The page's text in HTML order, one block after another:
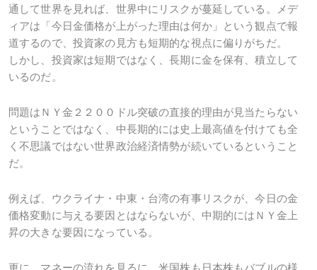
通して世界を見れば、世界中にリスクが蔓延している。メデ
ィアは「今日金価格が上がった理由は何か」という観点で報
道するので、投資家の見方も短期的な視点に偏りがちだ。
しかし、投資家は短期ではなく、長期に金を保有、積立して
いるのだ。
問題はＮＹ金２２００ドル突破の直接的理由が見当たらない
ということではなく、中長期的には史上最高値を付けても全
く不思議ではない世界政治経済情勢が続いているということ
だ。
例えば、ウクライナ・中東・台湾の有事リスクが、今日の金
価格変動に与える要因とはならないが、中期的にはＮＹ金上
昇の大きな要因になっている。